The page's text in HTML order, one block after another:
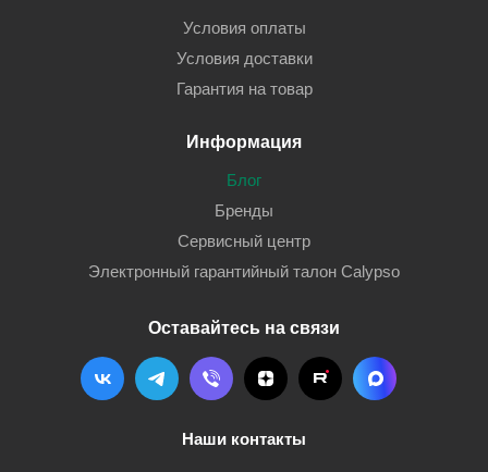
Условия оплаты
Условия доставки
Гарантия на товар
Информация
Блог
Бренды
Сервисный центр
Электронный гарантийный талон Calypso
Оставайтесь на связи
Наши контакты